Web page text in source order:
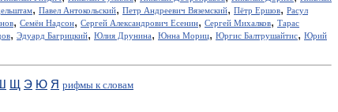
, Павел Антокольский, Петр Андреевич Вяземский, Пётр Ершов, Расул
, Семён Надсон, Сергей Александрович Есенин, Сергей Михалков, Тарас
, Эдуард Багрицкий, Юлия Друнина, Юнна Мориц, Юргис Балтрушайтис, Юрий
Щ Э Ю Я рифмы к словам